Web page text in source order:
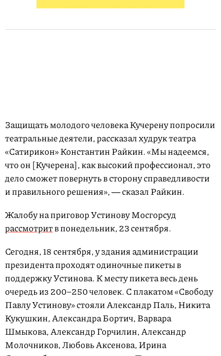
Защищать молодого человека Кучерену попросили
театральные деятели, рассказал худрук театра
«Сатирикон» Константин Райкин. «Мы надеемся,
что он [Кучерена], как высокий профессионал, это
дело сможет повернуть в сторону справедливости
и правильного решения», ― сказал Райкин.
Жалобу на приговор Устинову Мосгорсуд
рассмотритв понедельник, 23 сентября.
Сегодня, 18 сентября, у здания администрации
президента проходят одиночные пикеты в
поддержку Устинова. К месту пикета весь день
очередь из 200–250 человек. С плакатом «Свободу
Павлу Устинову» стояли Александр Паль, Никита
Кукушкин, Александра Бортич, Варвара
Шмыкова, Александр Горчилин, Александр
Молочников, Любовь Аксенова, Ирина